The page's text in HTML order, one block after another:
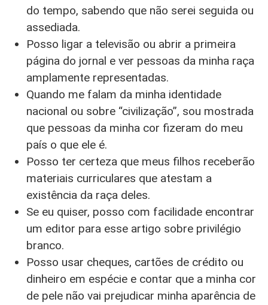
do tempo, sabendo que não serei seguida ou
assediada.
Posso ligar a televisão ou abrir a primeira
página do jornal e ver pessoas da minha raça
amplamente representadas.
Quando me falam da minha identidade
nacional ou sobre “civilização”, sou mostrada
que pessoas da minha cor fizeram do meu
país o que ele é.
Posso ter certeza que meus filhos receberão
materiais curriculares que atestam a
existência da raça deles.
Se eu quiser, posso com facilidade encontrar
um editor para esse artigo sobre privilégio
branco.
Posso usar cheques, cartões de crédito ou
dinheiro em espécie e contar que a minha cor
de pele não vai prejudicar minha aparência de